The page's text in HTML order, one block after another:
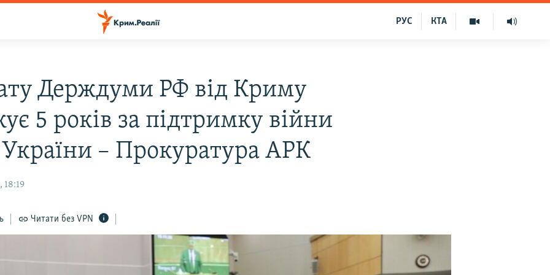
КТА
РУС
Держдуми РФ від Криму
5 років за підтримку війни
– Прокуратура АРК
18:19
Читати без VPN